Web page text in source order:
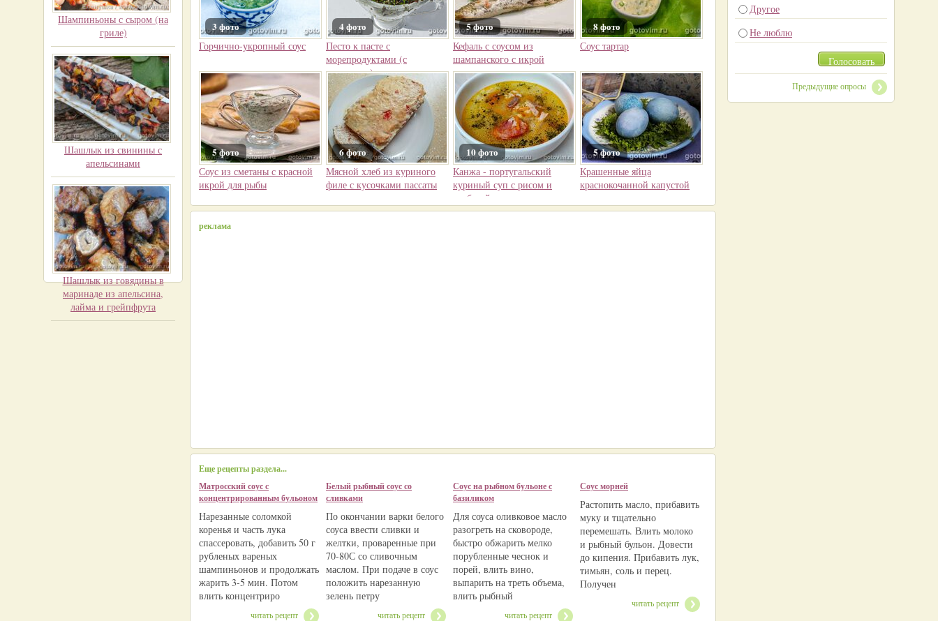
Шампиньоны с сыром (на
гриле)
Шашлык из свинины с
апельсинами
Шашлык из говядины в
маринаде из апельсина,
лайма и грейпфрута
3 фото
Горчично-укропный соус
4 фото
Песто к пасте с
морепродуктами (с
анчоусами)
5 фото
Кефаль с соусом из
шампанского с икрой
8 фото
Соус тартар
5 фото
Соус из сметаны с красной
икрой для рыбы
6 фото
Мясной хлеб из куриного
филе с кусочками пассаты
10 фото
Канжа - португальский
куриный суп с рисом и
колбасой чоризо
5 фото
Крашенные яйца
краснокочанной капустой
реклама
Еще рецепты раздела...
Матросский соус с
концентрированным бульоном
Нарезанные соломкой
коренья и часть лука
спассеровать, добавить 50 г
рубленых вареных
шампиньонов и продолжать
жарить 3-5 мин. Потом
влить концентриро
читать рецепт
Белый рыбный соус со
сливками
По окончании варки белого
соуса ввести сливки и
желтки, проваренные при
70-80С со сливочным
маслом. При подаче в соус
положить нарезанную
зелень петру
читать рецепт
Соус на рыбном бульоне с
базиликом
Для соуса оливковое масло
разогреть на сковороде,
быстро обжарить мелко
порубленные чеснок и
порей, влить вино,
выпарить на треть объема,
влить рыбный
читать рецепт
Соус морней
Растопить масло, прибавить
муку и тщательно
перемешать. Влить молоко
и рыбный бульон. Довести
до кипения. Прибавить лук,
тимьян, соль и перец.
Получен
читать рецепт
Другое
Не люблю
Голосовать
Предыдущие опросы